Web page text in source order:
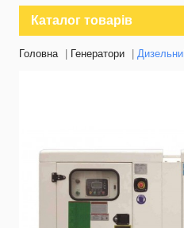
Каталог товарів
Головна Генератори